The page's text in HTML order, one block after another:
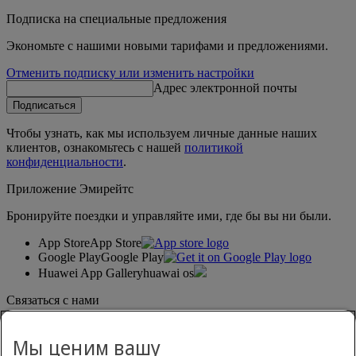
Подписка на специальные предложения
Экономьте с нашими новыми тарифами и предложениями.
Отменить подписку или изменить настройки
Адрес электронной почты
Подписаться
Чтобы узнать, как мы используем личные данные наших
клиентов, ознакомьтесь с нашей политикой
конфиденциальности.
Приложение Эмирейтс
Бронируйте поездки и управляйте ими, где бы вы ни были.
App StoreApp Store
Google PlayGoogle Play
Huawei App Galleryhuawai os
Связаться с нами
Мы ценим вашу